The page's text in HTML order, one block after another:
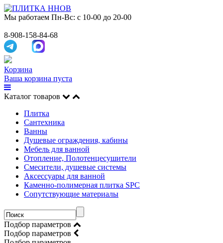
Мы работаем Пн-Вс: с 10-00 до 20-00
8-908-158-84-68
Корзина
Ваша корзина пуста
Каталог товаров
Плитка
Сантехника
Ванны
Душевые ограждения, кабины
Мебель для ванной
Отопление, Полотенцесушители
Смесители, душевые системы
Аксессуары для ванной
Каменно-полимерная плитка SPC
Сопутствующие материалы
Подбор параметров
Подбор параметров